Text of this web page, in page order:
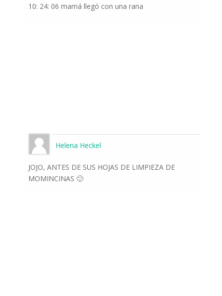
10: 24: 06 mamá llegó con una rana
Helena Heckel
JOJO, ANTES DE SUS HOJAS DE LIMPIEZA DE
MOMINCINAS 🙂